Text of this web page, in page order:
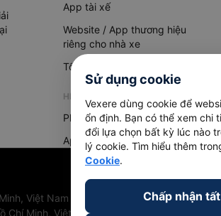
App tài xế
Website / App thương hiệu
riêng cho nhà xe
Tổng đài AI
HỆ THỐNG QUẢN LÝ HÀNG HOÁ
Phần mềm quản lý hàng hoá
App quản lý hàng hoá
Việt Nam
Minh, Việt Nam
Sử dụng cookie
Vexere dùng cookie để
ổn định. Bạn có thể xem chi
đổi lựa chọn bất kỳ lúc nào
lý cookie. Tìm hiểu thêm
Cookie.
Chấp nhận